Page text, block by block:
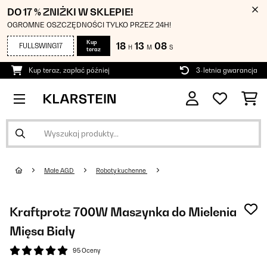
DO 17 % ZNIŻKI W SKLEPIE!
OGROMNE OSZCZĘDNOŚCI TYLKO PRZEZ 24H!
FULLSWING17
Kup
teraz
18 H 13 M 08 S
Kup teraz, zapłać później 3-letnia gwarancja
Małe AGD Roboty kuchenne
Kraftprotz 700W Maszynka do Mielenia
Mięsa Biały
95 Oceny